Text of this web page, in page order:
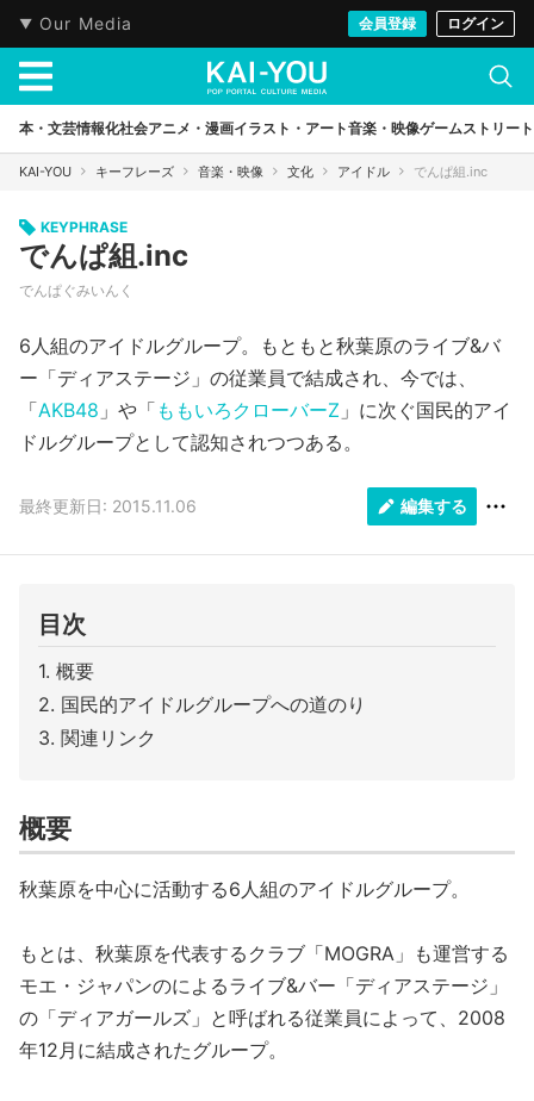
Our Media 会員登録 ログイン
本・文芸情報化社会アニメ・漫画イラスト・アート音楽・映像ゲームストリート
KAI-YOU キーフレーズ 音楽・映像 文化 アイドル でんぱ組.inc
KEYPHRASE
でんぱ組.inc
でんぱぐみいんく
6人組のアイドルグループ。もともと秋葉原のライブ&バ
ー「ディアステージ」の従業員で結成され、今では、
「AKB48 」や「 ももいろクローバーZ 」に次ぐ国民的アイ
ドルグループとして認知されつつある。
最終更新日: 2015.11.06 編集する
目次
概要
国民的アイドルグループへの道のり
関連リンク
概要
秋葉原を中心に活動する6人組のアイドルグループ。
もとは、秋葉原を代表するクラブ「MOGRA」も運営する
モエ・ジャパンのによるライブ&バー「ディアステージ」
の「ディアガールズ」と呼ばれる従業員によって、2008
年12月に結成されたグループ。